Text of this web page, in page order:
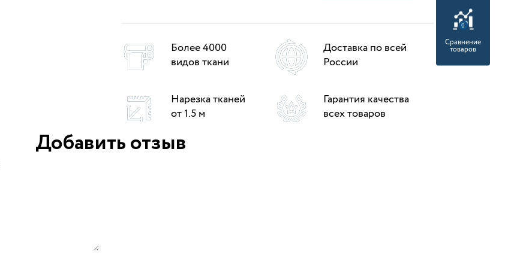
Более 4000
видов ткани
Доставка по всей
России
Нарезка тканей
от 1.5 м
Гарантия качества
всех товаров
Добавить отзыв
0
Сравнение
товаров